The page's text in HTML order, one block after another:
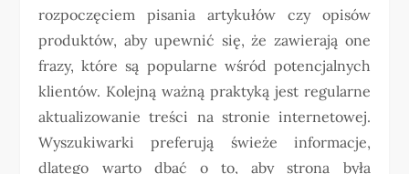
rozpoczęciem pisania artykułów czy opisów
produktów, aby upewnić się, że zawierają one
frazy, które są popularne wśród potencjalnych
klientów. Kolejną ważną praktyką jest regularne
aktualizowanie treści na stronie internetowej.
Wyszukiwarki preferują świeże informacje,
dlatego warto dbać o to, aby strona była